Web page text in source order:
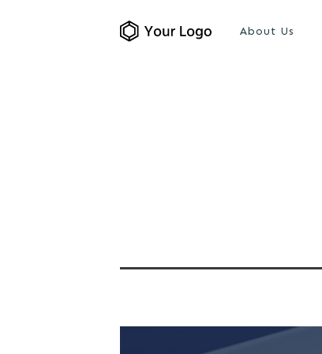
About Us